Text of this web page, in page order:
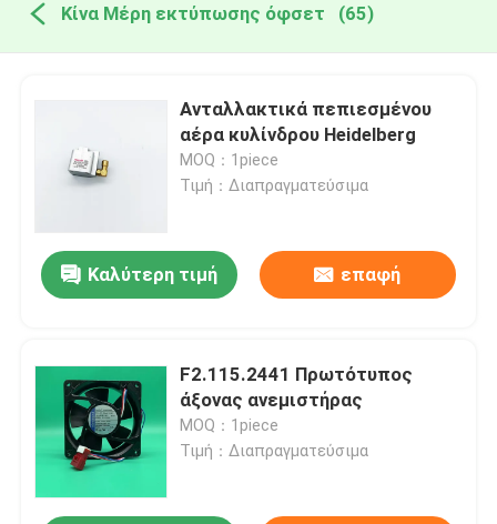
Κίνα Μέρη εκτύπωσης όφσετ (65)
Ανταλλακτικά πεπιεσμένου
αέρα κυλίνδρου Heidelberg
MOQ：1piece
Τιμή：Διαπραγματεύσιμα
Καλύτερη τιμή επαφή
F2.115.2441 Πρωτότυπος
άξονας ανεμιστήρας
MOQ：1piece
Τιμή：Διαπραγματεύσιμα